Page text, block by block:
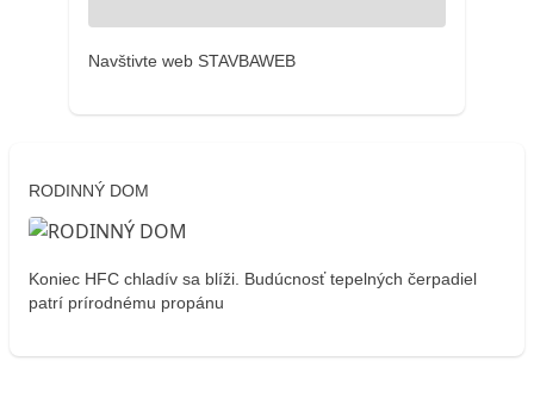
Navštivte web STAVBAWEB
RODINNÝ DOM
Koniec HFC chladív sa blíži. Budúcnosť tepelných čerpadiel
patrí prírodnému propánu